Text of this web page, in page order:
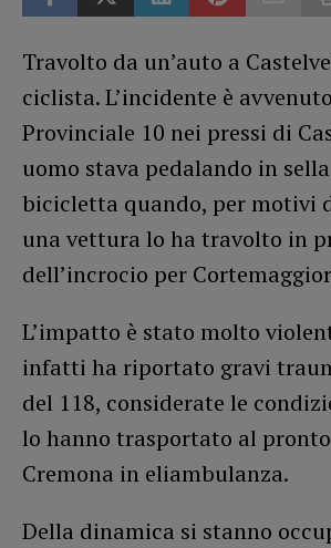
Travolto da un’auto a
ciclista. L’incidente è
Provinciale 10 nei pressi di
uomo stava pedalando in
bicicletta quando, per motivi
una vettura lo ha travolto in
dell’incrocio per
L’impatto è stato molto
infatti ha riportato gravi
del 118, considerate le
lo hanno trasportato al
Cremona in eliambulanza.
Della dinamica si stanno